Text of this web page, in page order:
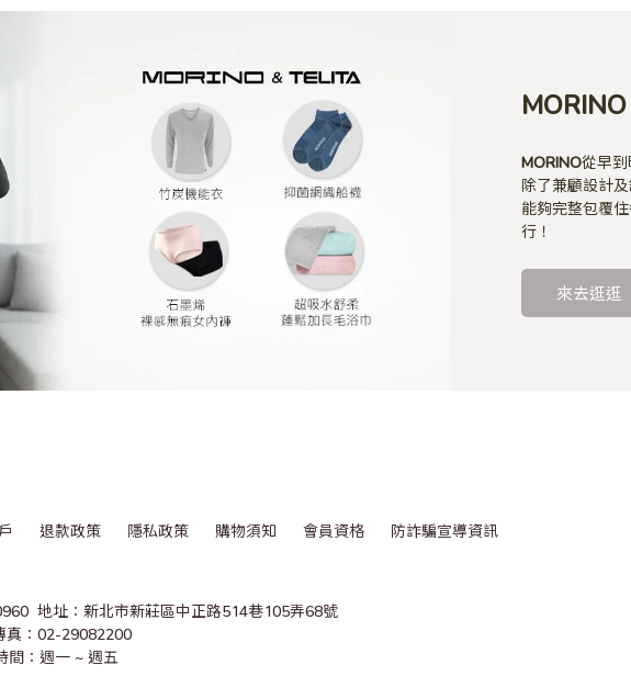
MORINO從早
除了兼顧設計
能夠完整包覆
行！
來去逛逛
退款政策 隱私政策 購物須知 會員資格 防詐騙宣導資訊
地址：新北市新莊區中正路514巷105弄68號
真：02-29082200
間：週一 ~ 週五